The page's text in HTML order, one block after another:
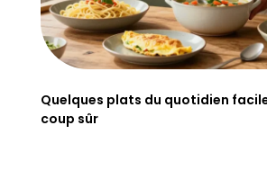
Quelques plats du quotidien
coup sûr